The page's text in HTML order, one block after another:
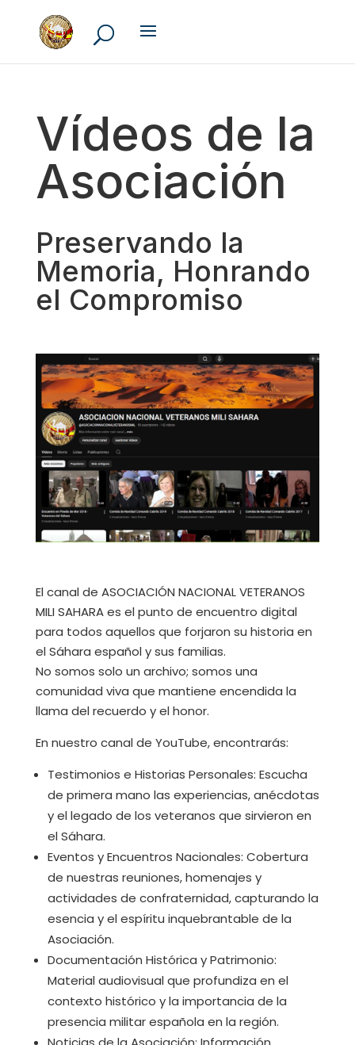
Vídeos de la
Asociación
Preservando la
Memoria, Honrando
el Compromiso
El canal de ASOCIACIÓN NACIONAL VETERANOS
MILI SAHARA es el punto de encuentro digital
para todos aquellos que forjaron su historia en
el Sáhara español y sus familias.
No somos solo un archivo; somos una
comunidad viva que mantiene encendida la
llama del recuerdo y el honor.
En nuestro canal de YouTube, encontrarás:
Testimonios e Historias Personales: Escucha
de primera mano las experiencias, anécdotas
y el legado de los veteranos que sirvieron en
el Sáhara.
Eventos y Encuentros Nacionales: Cobertura
de nuestras reuniones, homenajes y
actividades de confraternidad, capturando la
esencia y el espíritu inquebrantable de la
Asociación.
Documentación Histórica y Patrimonio:
Material audiovisual que profundiza en el
contexto histórico y la importancia de la
presencia militar española en la región.